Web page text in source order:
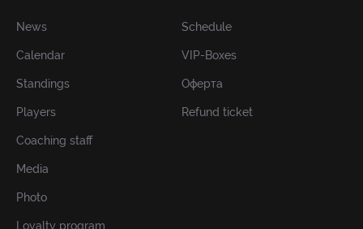
News
Calendar
Standings
Players
Coaching staff
Media
Photo
Loyalty program
Schedule
VIP-Boxes
Оферта
Refund ticket